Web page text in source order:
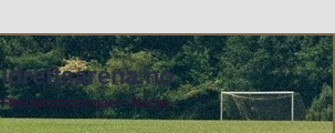
Idrettsarena.no
Finn idrettsarenaer i Norge.